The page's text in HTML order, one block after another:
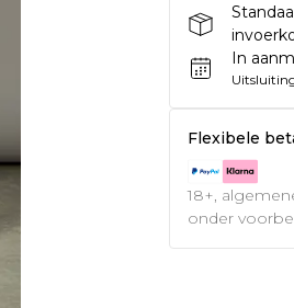
In
Flexibele
18+,
onder